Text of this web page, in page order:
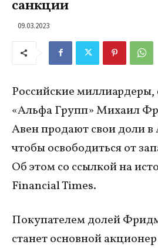
санкции
09.03.2023
Российские
«Альфа Групп» Михаил
Авен продают свои доли
чтобы освободиться от
Об этом со ссылкой на
Financial Times.
Покупателем долей
станет основной